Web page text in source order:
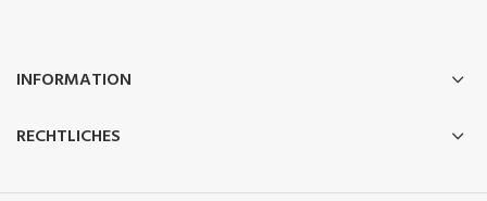
INFORMATION
RECHTLICHES